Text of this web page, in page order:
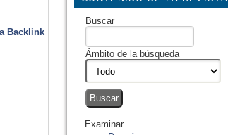
Buscar
Ámbito de la búsqueda
Examinar
Backlink